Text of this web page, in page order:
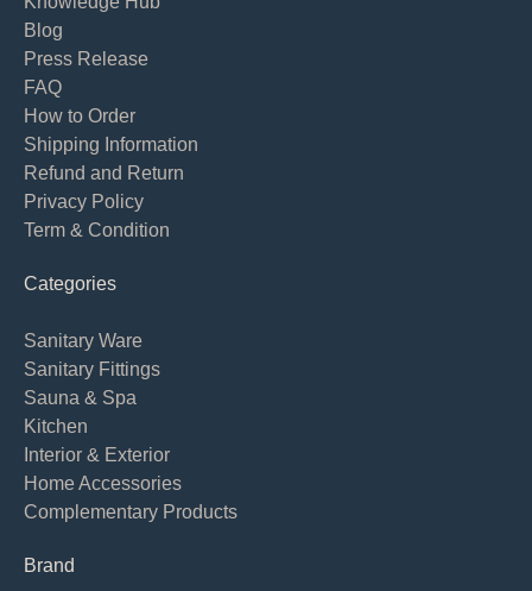
Blog
Press Release
FAQ
How to Order
Shipping Information
Refund and Return
Privacy Policy
Term & Condition
Categories
Sanitary Ware
Sanitary Fittings
Sauna & Spa
Kitchen
Interior & Exterior
Home Accessories
Complementary Products
Brand